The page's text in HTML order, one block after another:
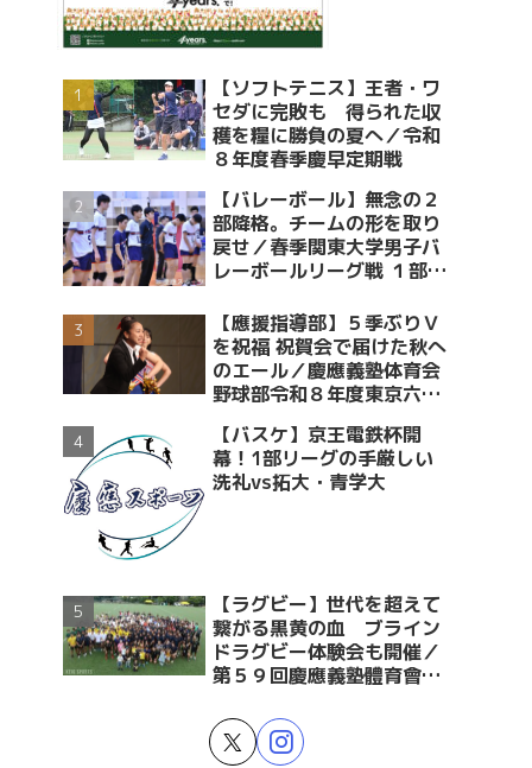
【ソフトテニス】王者・ワ
セダに完敗も 得られた収
穫を糧に勝負の夏へ／令和
８年度春季慶早定期戦
【バレーボール】無念の２
部降格。チームの形を取り
戻せ／春季関東大学男子バ
レーボールリーグ戦 １部・
【應援指導部】５季ぶりＶ
を祝福 祝賀会で届けた秋へ
のエール／慶應義塾体育会
野球部令和８年度東京六大
賀会～後編～
【バスケ】京王電鉄杯開
幕！1部リーグの手厳しい
洗礼vs拓大・青学大
【ラグビー】世代を超えて
繋がる黒黄の血 ブライン
ドラグビー体験会も開催／
第５９回慶應義塾體育會蹴